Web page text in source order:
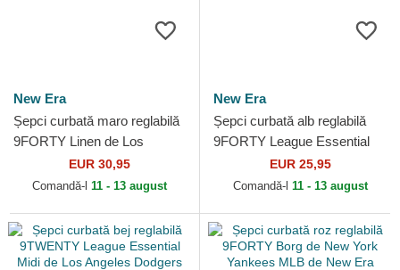
New Era
Șepci curbată maro reglabilă
9FORTY Linen de Los
Angeles Dodgers MLB de
New Era
EUR 30,95
Comandă-l 11 - 13 august
New Era
Șepci curbată alb reglabilă
9FORTY League Essential
de New York Yankees MLB
de New Era
EUR 25,95
Comandă-l 11 - 13 august